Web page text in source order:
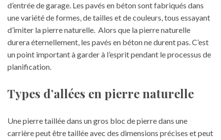
d’entrée de garage. Les pavés en béton sont fabriqués dans
une variété de formes, de tailles et de couleurs, tous essayant
d’imiter la pierre naturelle. Alors que la pierre naturelle
durera éternellement, les pavés en béton ne durent pas. C’est
un point important à garder à l’esprit pendant le processus de
planification.
Types d’allées en pierre naturelle
Une pierre taillée dans un gros bloc de pierre dans une
carrière peut être taillée avec des dimensions précises et peut